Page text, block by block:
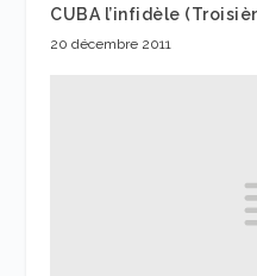
CUBA l’infidèle
20 décembre 2011